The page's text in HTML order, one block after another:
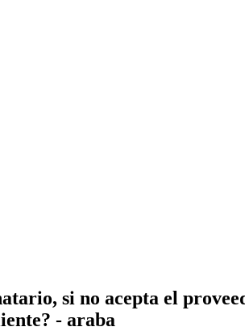
si no acepta el
- araba